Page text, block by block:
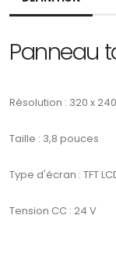
Panneau
Résolution : 320 x
Taille : 3,8 pouces
Type d'écran : TFT
Tension CC : 24 V